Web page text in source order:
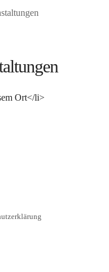
Ort</li>